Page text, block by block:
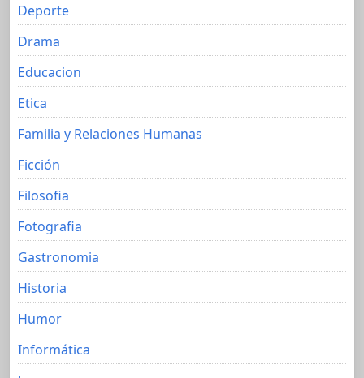
Deporte
Drama
Educacion
Etica
Familia y Relaciones Humanas
Ficción
Filosofia
Fotografia
Gastronomia
Historia
Humor
Informática